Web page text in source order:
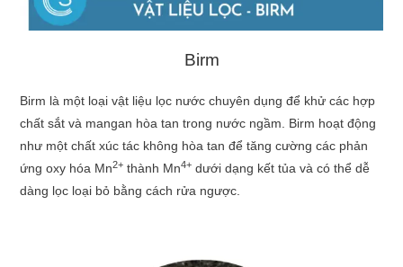
Birm
Birm là một loại vật liệu lọc nước chuyên dụng để khử các hợp
chất sắt và mangan hòa tan trong nước ngầm. Birm hoạt động
như một chất xúc tác không hòa tan để tăng cường các phản
ứng oxy hóa Mn2+ thành Mn4+ dưới dạng kết tủa và có thể dễ
dàng lọc loại bỏ bằng cách rửa ngược.